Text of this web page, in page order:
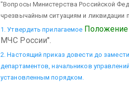
"Вопросы Министерства Российской
чрезвычайным ситуациям и ликвидации
1. Утвердить прилагаемое Положение
МЧС России".
2. Настоящий приказ довести до
департаментов, начальников
установленным порядком.